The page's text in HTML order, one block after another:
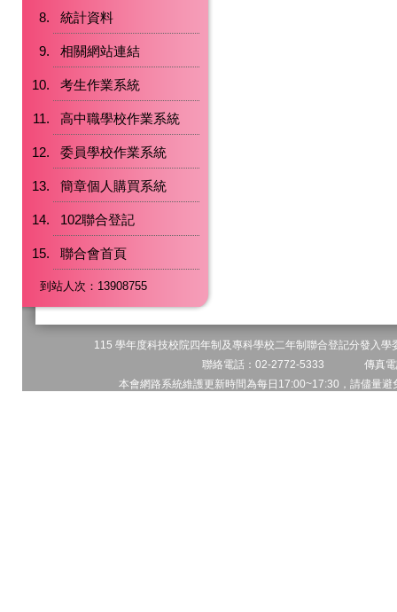
統計資料
相關網站連結
考生作業系統
高中職學校作業系統
委員學校作業系統
簡章個人購買系統
102聯合登記
聯合會首頁
到站人次：13908755
115 學年度科技校院四年制及專科學校二年制聯合登記分發
聯絡電話：02-2772-5333 傳真
本會網路系統維護更新時間為每日17:00~17:30，請儘量